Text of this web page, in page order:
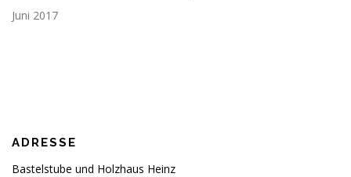
Juni 2017
ADRESSE
Bastelstube und Holzhaus Heinz